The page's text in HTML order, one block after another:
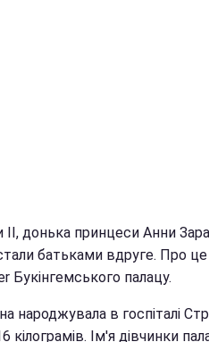
донька принцеси Анни Зара
стали батьками вдруге. Про це
Букінгемського палацу.
народжувала в госпіталі
кілограмів. Ім'я дівчинки